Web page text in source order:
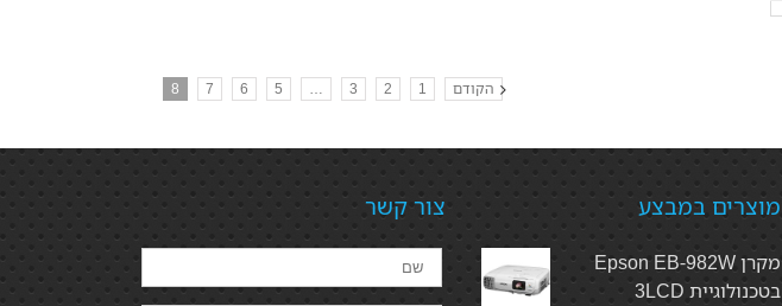
הקודם 1
2
3
…
5
6
7
8
מוצרים במבצע
מקרן Epson EB-982W
בטכנולוגיית 3LCD
צור קשר